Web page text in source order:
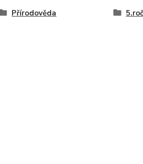
Přírodověda